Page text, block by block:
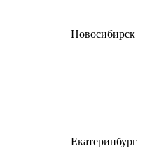
Новосибирск
Екатеринбург